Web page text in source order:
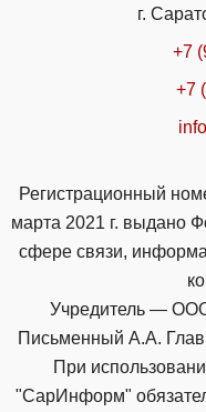
г.
+7
+7
Регистрационный
марта 2021 г. выдано
сфере связи,
Учредитель —
Письменный А.А.
При
"СарИнформ"